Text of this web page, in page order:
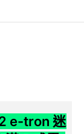
e-tron 迷